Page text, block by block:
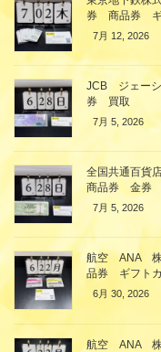
券 商品券 ギ
7月 12, 2026
JCB ジェー
券 買取
7月 5, 2026
全国共通百
商品券 金券
7月 5, 2026
航空 ANA
品券 ギフト
6月 30, 2026
航空 ANA